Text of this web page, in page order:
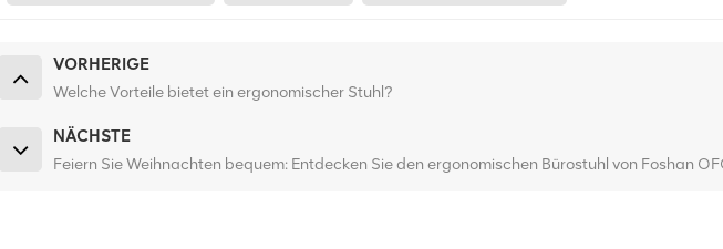
VORHERIGE
Welche Vorteile bietet ein ergonomischer Stuhl?
NÄCHSTE
Feiern Sie Weihnachten bequem: Entdecken Sie den ergonomischen Bürostuhl von Foshan